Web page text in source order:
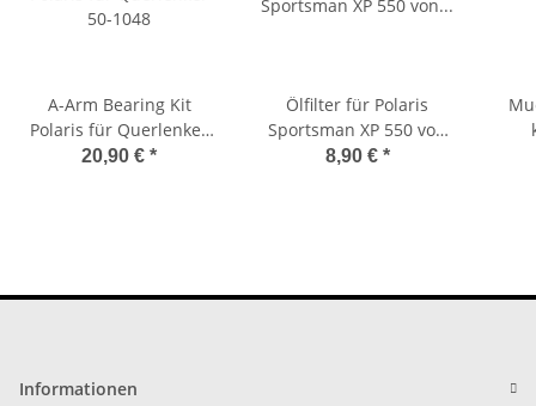
A-Arm Bearing Kit
Polaris für Querlenker
50-1048
20,90 € *
Ölfilter für Polaris
Sportsman XP 550 von
HiFlow HF199
8,90 € *
Informationen